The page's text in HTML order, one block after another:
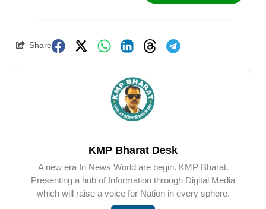
Share
KMP Bharat Desk
A new era In News World are begin. KMP Bharat.
Presenting a hub of Information through Digital Media
which will raise a voice for Nation in every sphere.